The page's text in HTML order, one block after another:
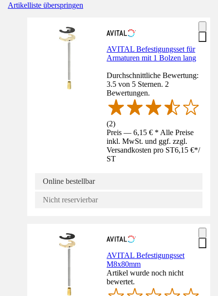
Artikelliste überspringen
AVITAL Befestigungsset für
Armaturen mit 1 Bolzen lang
Durchschnittliche Bewertung:
3.5 von 5 Sternen. 2
Bewertungen.
(2)
Preis — 6,15 € * Alle Preise
inkl. MwSt. und ggf. zzgl.
Versandkosten pro ST6,15 €*/
ST
Online bestellbar
Nicht reservierbar
AVITAL Befestigungsset
M8x80mm
Artikel wurde noch nicht
bewertet.